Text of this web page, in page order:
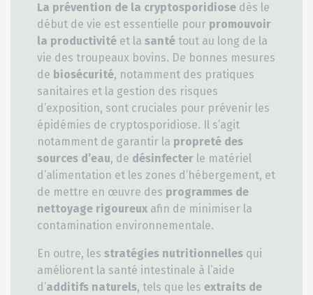
La prévention de la cryptosporidiose dès le
début de vie est essentielle pour promouvoir
la productivité et la santé tout au long de la
vie des troupeaux bovins. De bonnes mesures
de biosécurité, notamment des pratiques
sanitaires et la gestion des risques
d’exposition, sont cruciales pour prévenir les
épidémies de cryptosporidiose. Il s’agit
notamment de garantir la propreté des
sources d’eau, de désinfecter le matériel
d’alimentation et les zones d’hébergement, et
de mettre en œuvre des programmes de
nettoyage rigoureux afin de minimiser la
contamination environnementale.
En outre, les stratégies nutritionnelles qui
améliorent la santé intestinale à l’aide
d’additifs naturels, tels que les extraits de